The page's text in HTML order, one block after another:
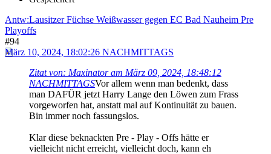
Antw:Lausitzer Füchse Weißwasser gegen EC Bad Nauheim Pre
Playoffs
#94
März 10, 2024, 18:02:26 NACHMITTAGS
Zitat von: Maxinator am März 09, 2024, 18:48:12
NACHMITTAGSVor allem wenn man bedenkt, dass
man DAFÜR jetzt Harry Lange den Löwen zum Frass
vorgeworfen hat, anstatt mal auf Kontinuität zu bauen.
Bin immer noch fassungslos.
Klar diese beknackten Pre - Play - Offs hätte er
vielleicht nicht erreicht, vielleicht doch, kann eh